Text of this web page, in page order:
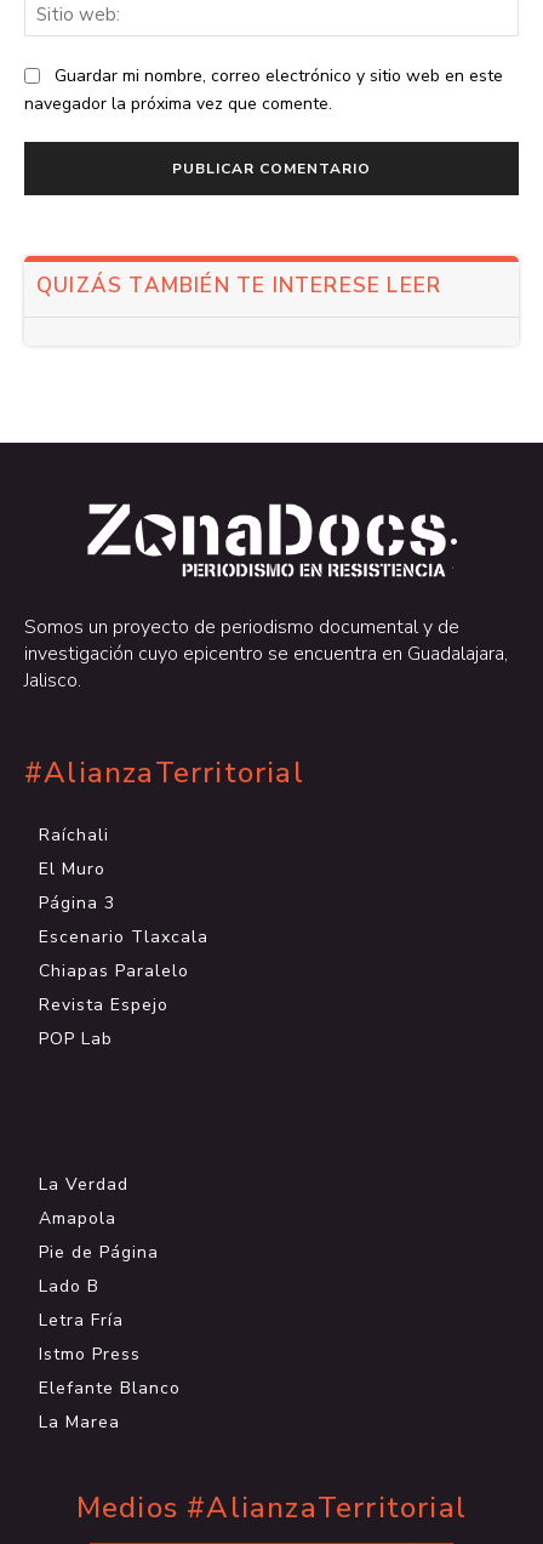
Guardar mi nombre, correo electrónico y sitio web en este
navegador la próxima vez que comente.
QUIZÁS TAMBIÉN TE INTERESE LEER
.
.
Somos un proyecto de periodismo documental y de
investigación cuyo epicentro se encuentra en Guadalajara,
Jalisco.
#AlianzaTerritorial
Raíchali
El Muro
Página 3
Escenario Tlaxcala
Chiapas Paralelo
Revista Espejo
POP Lab
La Verdad
Amapola
Pie de Página
Lado B
Letra Fría
Istmo Press
Elefante Blanco
La Marea
Medios #AlianzaTerritorial